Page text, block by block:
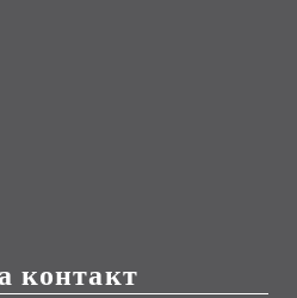
контакт